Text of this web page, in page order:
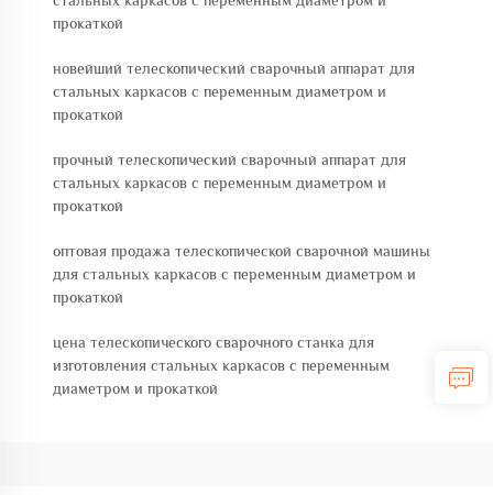
прокаткой
новейший телескопический сварочный аппарат для
стальных каркасов с переменным диаметром и
прокаткой
прочный телескопический сварочный аппарат для
стальных каркасов с переменным диаметром и
прокаткой
оптовая продажа телескопической сварочной машины
для стальных каркасов с переменным диаметром и
прокаткой
цена телескопического сварочного станка для
изготовления стальных каркасов с переменным
диаметром и прокаткой